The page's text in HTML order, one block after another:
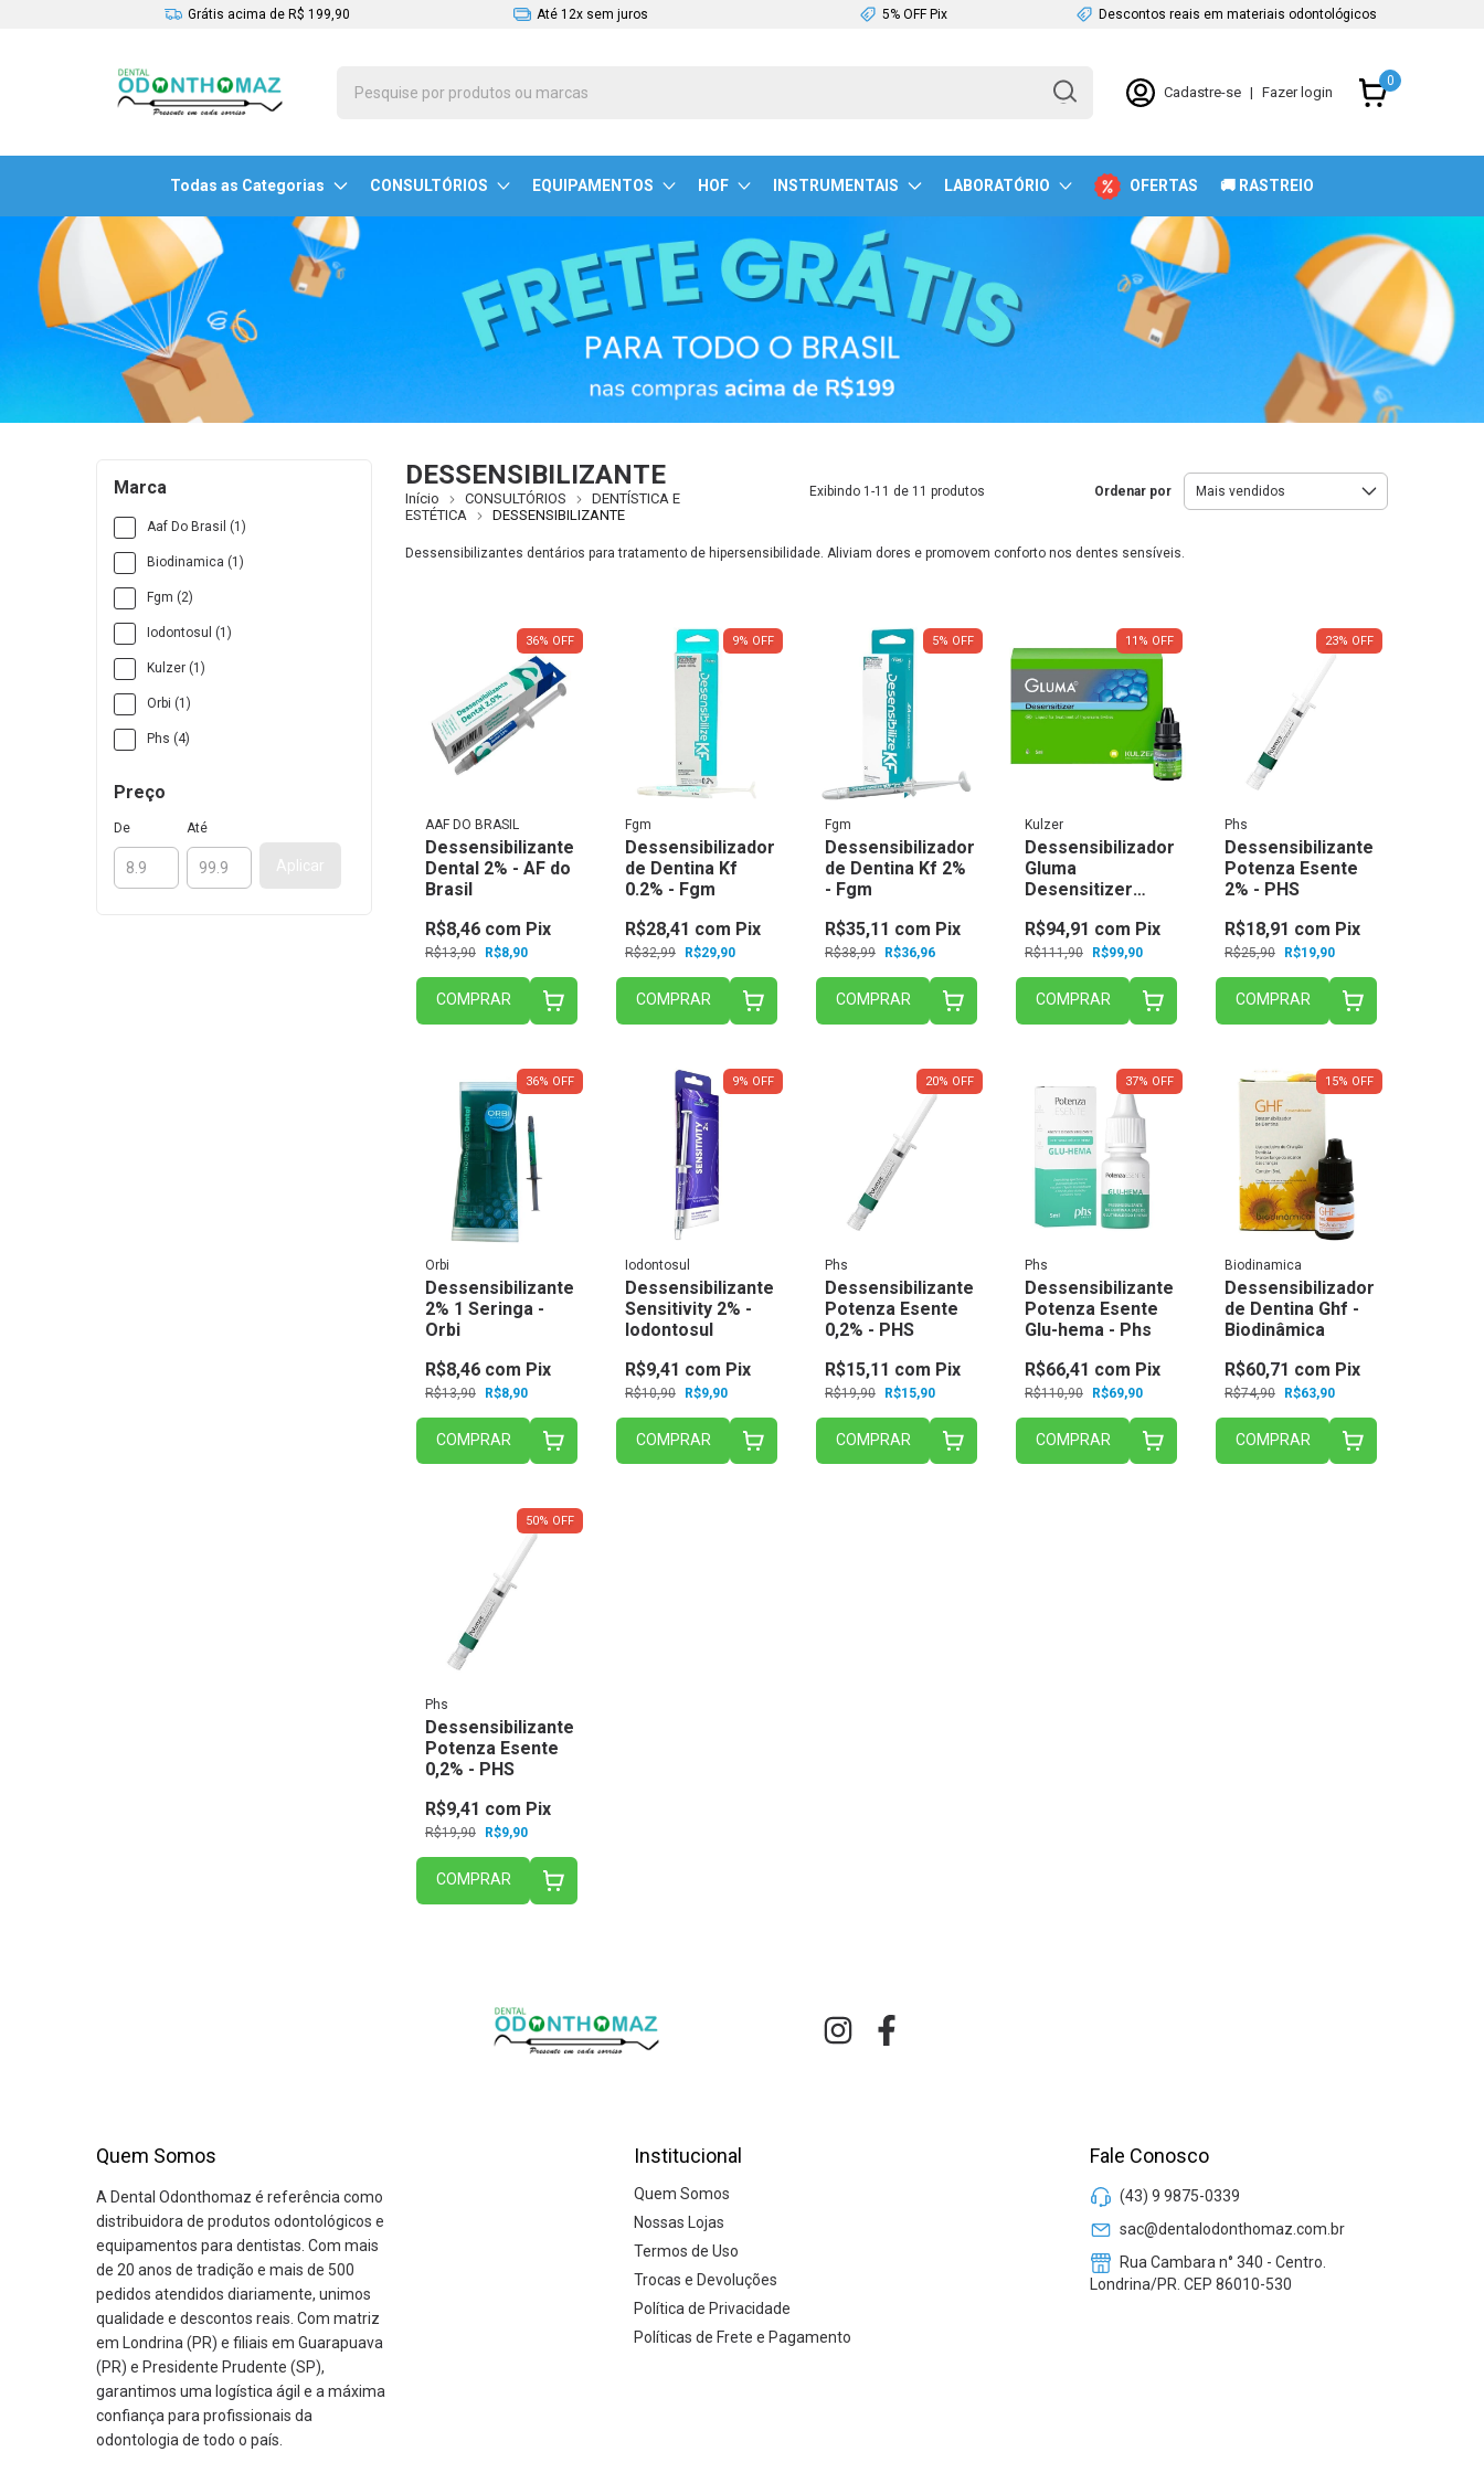
Grátis acima de R$ 199,90 Até 12x sem juros 5% OFF Pix Descontos reais em materiais odontológicos
Cadastre-se | Fazer login
0
Todas as Categorias CONSULTÓRIOS EQUIPAMENTOS HOF INSTRUMENTAIS LABORATÓRIO OFERTAS 🚚 RASTREIO
Marca
Aaf Do Brasil (1)
Biodinamica (1)
Fgm (2)
Iodontosul (1)
Kulzer (1)
Orbi (1)
Phs (4)
Preço
De Até
Aplicar
DESSENSIBILIZANTE
Início CONSULTÓRIOS
DENTÍSTICA E
ESTÉTICA
DESSENSIBILIZANTE
Exibindo 1-11 de 11 produtos Ordenar por
Dessensibilizantes dentários para tratamento de hipersensibilidade. Aliviam dores e promovem conforto nos dentes sensíveis.
36% OFF
AAF DO BRASIL
Dessensibilizante
Dental 2% - AF do
Brasil
R$13,90 R$8,90
R$8,46 com Pix
COMPRAR
9% OFF
Fgm
Dessensibilizador
de Dentina Kf
0.2% - Fgm
R$32,99 R$29,90
R$28,41 com Pix
COMPRAR
5% OFF
Fgm
Dessensibilizador
de Dentina Kf 2%
- Fgm
R$38,99 R$36,96
R$35,11 com Pix
COMPRAR
11 % OFF
Kulzer
Dessensibilizador
Gluma
Desensitizer
R$111,90 R$99,90
R$94,91 com Pix
COMPRAR
23% OFF
Phs
Dessensibilizante
Potenza Esente
2% - PHS
R$25,90 R$19,90
R$18,91 com Pix
COMPRAR
36% OFF
Orbi
Dessensibilizante
2% 1 Seringa -
Orbi
R$13,90 R$8,90
R$8,46 com Pix
COMPRAR
9% OFF
Iodontosul
Dessensibilizante
Sensitivity 2% -
Iodontosul
R$10,90 R$9,90
R$9,41 com Pix
COMPRAR
20% OFF
Phs
Dessensibilizante
Potenza Esente
0,2% - PHS
R$19,90 R$15,90
R$15,11 com Pix
COMPRAR
37% OFF
Phs
Dessensibilizante
Potenza Esente
Glu-hema - Phs
R$110,90 R$69,90
R$66,41 com Pix
COMPRAR
15% OFF
Biodinamica
Dessensibilizador
de Dentina Ghf -
Biodinâmica
R$74,90 R$63,90
R$60,71 com Pix
COMPRAR
50% OFF
Phs
Dessensibilizante
Potenza Esente
0,2% - PHS
R$19,90 R$9,90
R$9,41 com Pix
COMPRAR
Quem Somos
A Dental Odonthomaz é referência como
distribuidora de produtos odontológicos e
equipamentos para dentistas. Com mais
de 20 anos de tradição e mais de 500
pedidos atendidos diariamente, unimos
qualidade e descontos reais. Com matriz
em Londrina (PR) e filiais em Guarapuava
(PR) e Presidente Prudente (SP),
garantimos uma logística ágil e a máxima
confiança para profissionais da
odontologia de todo o país.
Institucional
Quem Somos
Nossas Lojas
Termos de Uso
Trocas e Devoluções
Política de Privacidade
Políticas de Frete e Pagamento
Fale Conosco
(43) 9 9875-0339
sac@dentalodonthomaz.com.br
Rua Cambara n° 340 - Centro.
Londrina/PR. CEP 86010-530